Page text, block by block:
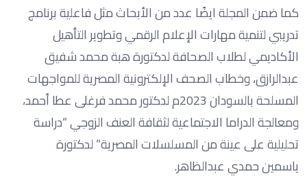
كما ضمن المجلة ايضًا عدد من الأبحاث مثل فاعلية برنامج
تدريبي لتنمية مهارات الإعلام الرقمي وتطوير التأهيل
الأكاديمي لطلاب الصحافة لدكتورة هبة محمد شفيق
عبدالرازق، وخطاب الصحف الإلكترونية المصرية للمواجهات
المسلحة بالسودان 2023م لدكتور محمد فرغلى عطا أحمد،
ومعالجة الدراما الاجتماعية لثقافة العنف الزوجي “دراسة
تحليلية على عينة من المسلسلات المصرية” لدكتورة
ياسمين حمدي عبدالظاهر.